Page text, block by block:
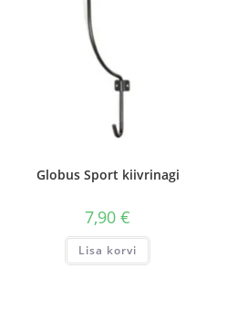
Globus Sport kiivrinagi
7,90€
Lisa korvi